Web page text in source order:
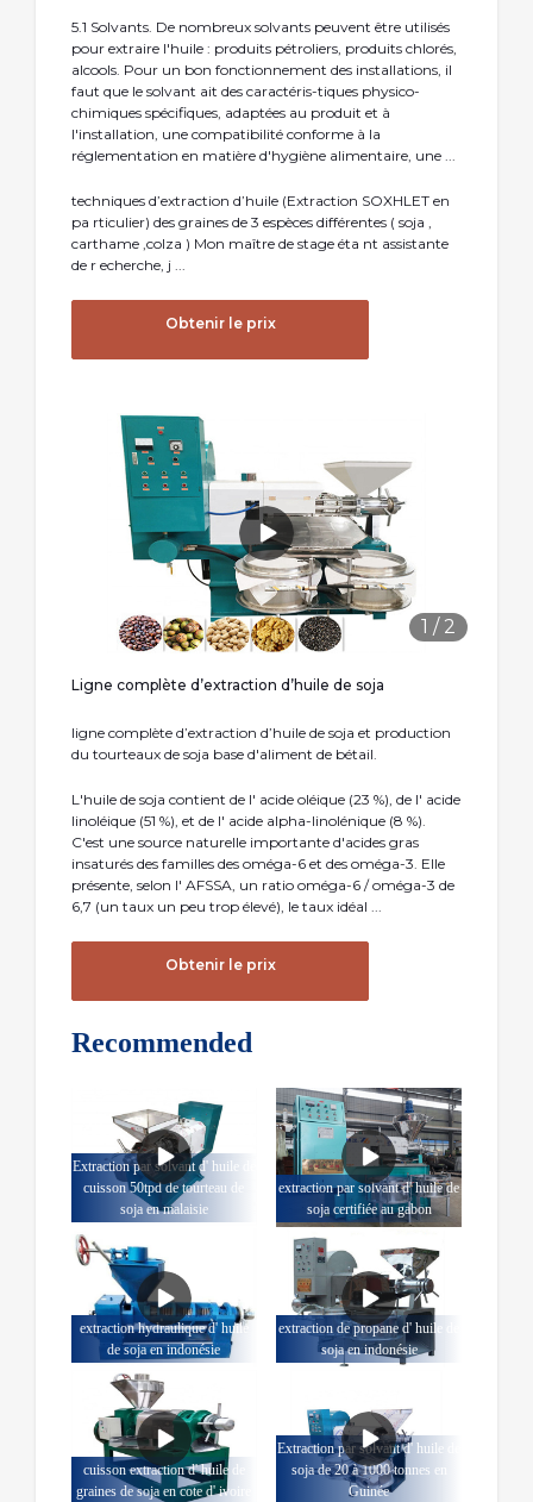
5.1 Solvants. De nombreux solvants peuvent être utilisés
pour extraire l'huile : produits pétroliers, produits chlorés,
alcools. Pour un bon fonctionnement des installations, il
faut que le solvant ait des caractéris-tiques physico-
chimiques spécifiques, adaptées au produit et à
l'installation, une compatibilité conforme à la
réglementation en matière d'hygiène alimentaire, une ...
techniques d’extraction d’huile (Extraction SOXHLET en
pa rticulier) des graines de 3 espèces différentes ( soja ,
carthame ,colza ) Mon maître de stage éta nt assistante
de r echerche, j ...
Obtenir le prix
1 / 2
Ligne complète d’extraction d’huile de soja
ligne complète d’extraction d’huile de soja et production
du tourteaux de soja base d'aliment de bétail.
L'huile de soja contient de l' acide oléique (23 %), de l' acide
linoléique (51 %), et de l' acide alpha-linolénique (8 %).
C'est une source naturelle importante d'acides gras
insaturés des familles des oméga-6 et des oméga-3. Elle
présente, selon l' AFSSA, un ratio oméga-6 / oméga-3 de
6,7 (un taux un peu trop élevé), le taux idéal ...
Obtenir le prix
Recommended
Extraction par solvant d' huile de
cuisson 50tpd de tourteau de
soja en malaisie
extraction par solvant d' huile de
soja certifiée au gabon
extraction hydraulique d' huile
de soja en indonésie
extraction de propane d' huile de
soja en indonésie
cuisson extraction d' huile de
graines de soja en cote d' ivoire
Extraction par solvant d' huile de
soja de 20 à 1000 tonnes en
Guinée